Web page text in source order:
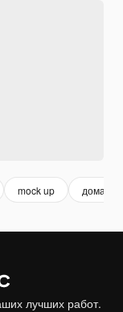
mock up
лучших работ.